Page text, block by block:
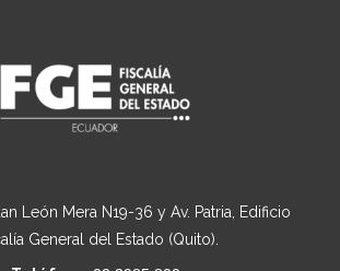
León Mera N19-36 y Av. Patria, Edificio
General del Estado (Quito).